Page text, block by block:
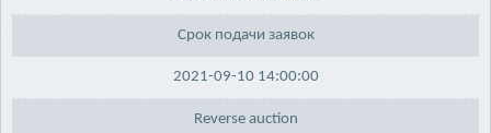
Срок подачи заявок
2021-09-10 14:00:00
Reverse auction